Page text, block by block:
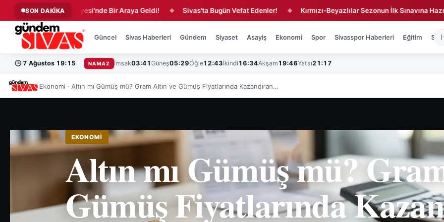
SON DAKİKA
Arifan Külliyesi'nde Bir Araya Geldi! ◆ Sivas'ta Bugün Vefat Edenler! ◆ Kırmızı-Beyazlılar Sezonun İlk Sınavına Hazır! ◆
Güncel Sivas Haberleri Gündem Siyaset Asayiş Ekonomi Spor Sivasspor Haberleri Eğitim
🕒 7 Ağustos 19:15 NAMAZ İmsak03:41 Güneş05:29Öğle12:43İkindi 16:34Akşam 19:46Yatsı21:17
Ekonomi · Altın mı Gümüş mü? Gram Altın ve Gümüş Fiyatlarında Kazandıran…
EKONOMİ
Altın mı Gümüş mü?
Gümüş Fiyatlarında